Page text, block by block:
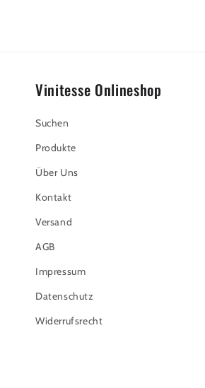
Vinitesse Onlineshop
Suchen
Produkte
Über Uns
Kontakt
Versand
AGB
Impressum
Datenschutz
Widerrufsrecht